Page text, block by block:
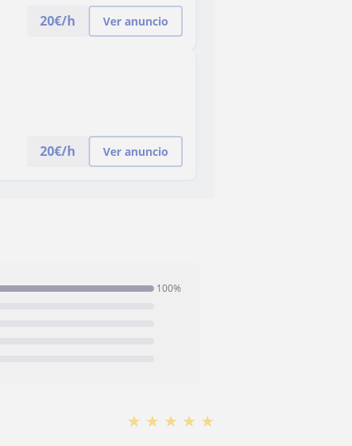
20€/h Ver anuncio
20€/h Ver anuncio
100%
★ ★ ★ ★ ★